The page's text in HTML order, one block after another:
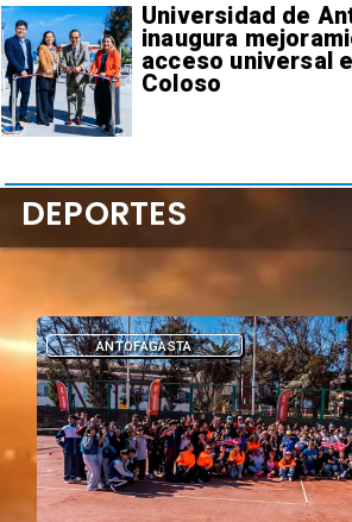
Universidad de
inaugura
acceso universal
Coloso
DEPORTES
DEPORTES